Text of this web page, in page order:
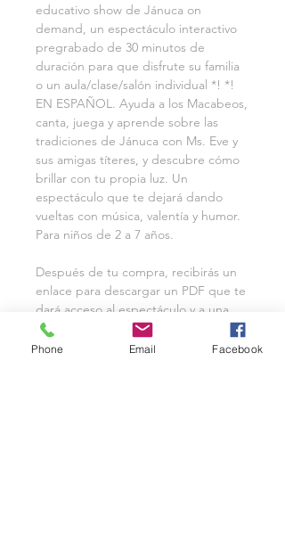
educativo show de Jánuca on
demand, un espectáculo interactivo
pregrabado de 30 minutos de
duración para que disfrute su familia
o un aula/clase/salón individual *! *!
EN ESPAÑOL. Ayuda a los Macabeos,
canta, juega y aprende sobre las
tradiciones de Jánuca con Ms. Eve y
sus amigas títeres, y descubre cómo
brillar con tu propia luz. Un
espectáculo que te dejará dando
vueltas con música, valentía y humor.
Para niños de 2 a 7 años.
Después de tu compra, recibirás un
enlace para descargar un PDF que te
dará acceso al espectáculo y a una
guía de actividades. El enlace tendrá
una duración de 30 días. Si necesitas
Phone Email Facebook